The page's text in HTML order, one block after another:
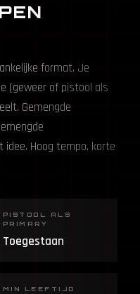
format. Je
(geweer of pistool als
Gemengde
Hoog tempo, korte
PISTOOL ALS
PRIMARY
Toegestaan
MIN LEEFTIJD